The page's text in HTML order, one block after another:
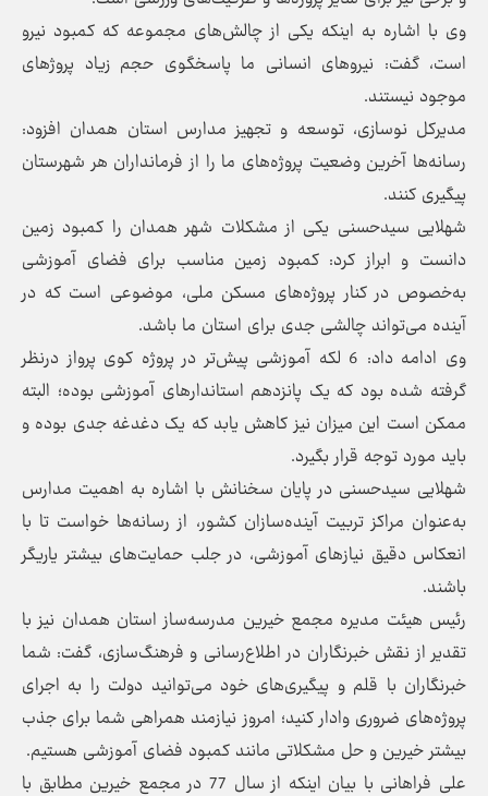
وی با اشاره به اینکه یکی از چالش‌های مجموعه که کمبود نیرو
است، گفت: نیروهای انسانی ما پاسخگوی حجم زیاد پروژهای
موجود نیستند.
مدیرکل نوسازی، توسعه و تجهیز مدارس استان همدان افزود:
رسانه‌ها آخرین وضعیت پروژه‌‌های ما را از فرمانداران هر شهرستان
پیگیری کنند.
شهلایی سیدحسنی یکی از مشکلات شهر همدان را کمبود زمین
دانست و ابراز کرد: کمبود زمین مناسب برای فضای آموزشی
به‌خصوص در کنار پروژه‌های مسکن ملی، موضوعی است که در
آینده می‌تواند چالشی جدی برای استان ما باشد.
وی ادامه داد: 6 لکه آموزشی پیش‌تر در پروژه‌ کوی پرواز درنظر
گرفته شده بود که یک پانزدهم استاندارهای آموزشی بوده؛ البته
ممکن است این میزان نیز کاهش یابد که یک دغدغه جدی بوده و
باید مورد توجه قرار بگیرد.
شهلایی سیدحسنی در پایان سخنانش با اشاره به اهمیت مدارس
به‌عنوان مراکز تربیت آینده‌‌سازان کشور، از رسانه‌ها خواست تا با
انعکاس دقیق نیازهای آموزشی، در جلب حمایت‌های بیشتر یاریگر
باشند.
رئیس هیئت مدیره مجمع خیرین مدرسه‌ساز استان همدان نیز با
تقدیر از نقش خبرنگاران در اطلاع‌رسانی و فرهنگ‌سازی، گفت: شما
خبرنگاران با قلم و پیگیری‌های خود می‌توانید دولت را به اجرای
پروژه‌های ضروری وادار کنید؛ امروز نیازمند همراهی شما برای جذب
بیشتر خیرین و حل مشکلاتی مانند کمبود فضای آموزشی هستیم.
علی فراهانی با بیان اینکه از سال 77 در مجمع خیرین مطابق با